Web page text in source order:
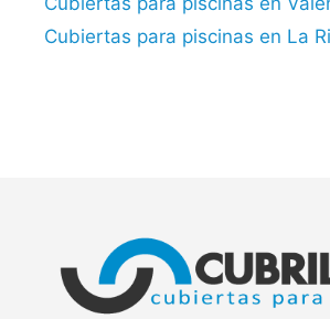
Cubiertas para piscinas en La